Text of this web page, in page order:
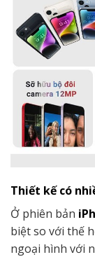
Thiết kế có
Ở phiên bản
biệt so với thế
ngoại hình với